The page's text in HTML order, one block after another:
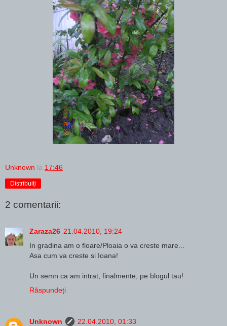
Unknown la 17:46
Distribuiți
2 comentarii:
Zaraza26 21.04.2010, 19:24
In gradina am o floare/Ploaia o va creste mare...
Asa cum va creste si Ioana!
Un semn ca am intrat, finalmente, pe blogul tau!
Răspundeți
Unknown
22.04.2010, 01:33